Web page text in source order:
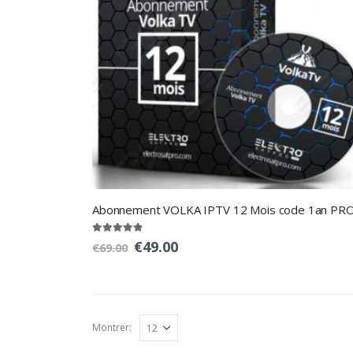
Abonnement VOLKA IPTV 12 Mois code 1an
out of 5
€69.00 Le
€49.00Le
Montrer: